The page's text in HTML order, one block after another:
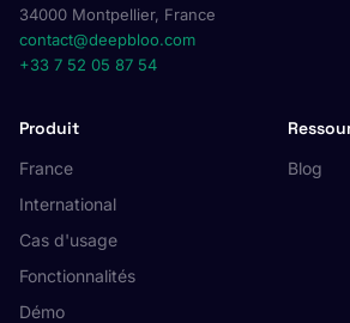
34000 Montpellier, France
contact@deepbloo.com
+33 7 52 05 87 54
Produit
France
International
Cas d'usage
Fonctionnalités
Démo
Blog